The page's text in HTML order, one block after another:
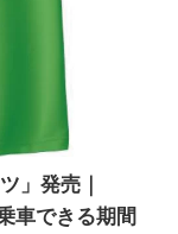
」発売｜
車できる期間